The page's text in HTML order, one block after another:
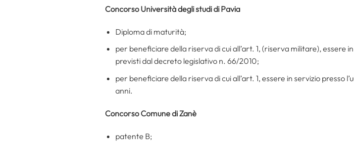
Concorso Università degli studi di Pavia
Diploma di maturità;
per beneficiare della riserva di cui all’art. 1, (riserva militare), essere
previsti dal decreto legislativo n. 66/2010;
per beneficiare della riserva di cui all’art. 1, essere in servizio presso
anni.
Concorso Comune di Zanè
patente B;